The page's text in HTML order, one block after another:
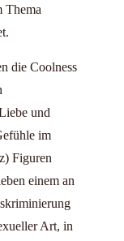
Thema
die Coolness
und
im
Figuren
einem an
Art, in